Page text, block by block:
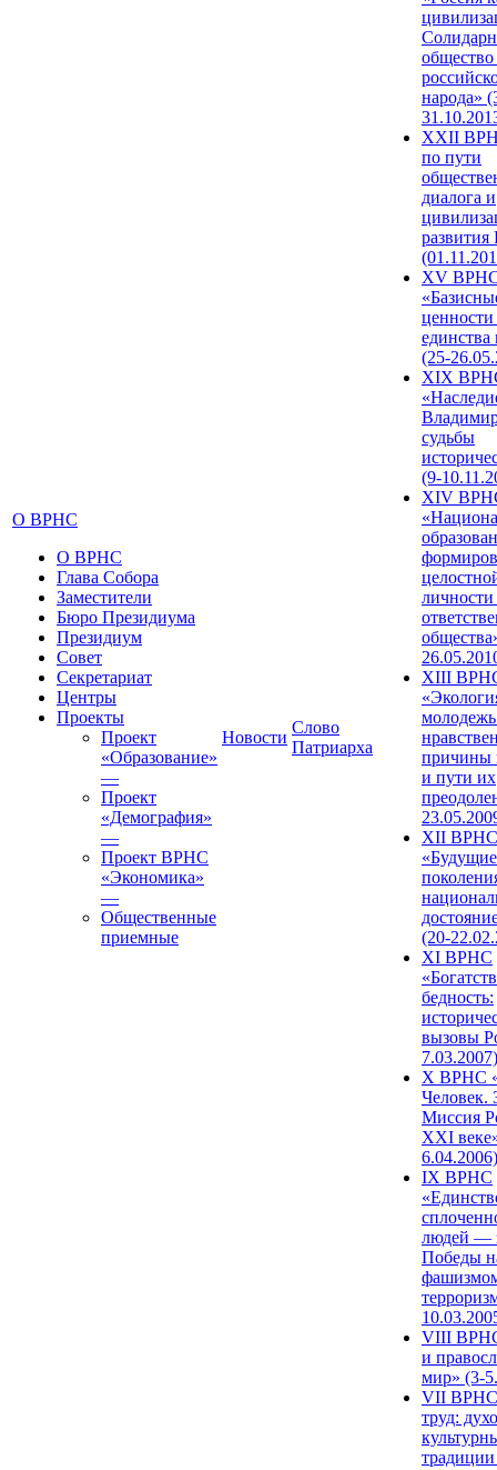
О ВРНС
О ВРНС
Глава Собора
Заместители
Бюро Президиума
Президиум
Совет
Секретариат
Центры
Проекты
Проект
«Образование»
—
Проект
«Демография»
—
Проект ВРНС
«Экономика»
—
Общественные
приемные
Новости
Слово
Патриарха
народа»
XXII
по пути
диалога и
развития
XV
единства
(25-
XIX
судьбы
(9-
XIV
XIII
причины
и пути их
XII ВРНС
«Будущие
(20-
XI ВРНС
бедность:
вызовы
7.03.2007)
X ВРНС
Человек.
Миссия
XXI
6.04.2006)
IX ВРНС
людей —
Победы
VIII
и
мир» (3-
VII ВРНС
труд: